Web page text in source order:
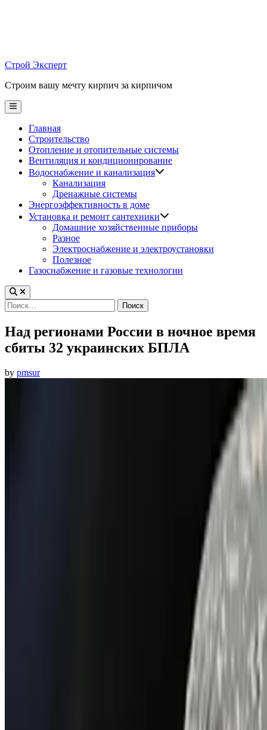
Строй Эксперт
Строим вашу мечту кирпич за кирпичом
Main
Menu
Главная
Строительство
Отопление и отопительные системы
Вентиляция и кондиционирование
Водоснабжение и канализация
Канализация
Дренажные системы
Энергоэффективность в доме
Установка и ремонт сантехники
Домашние хозяйственные приборы
Разное
Электроснабжение и электроустановки
Полезное
Газоснабжение и газовые технологии
Найти:
Над регионами России в ночное время
сбиты 32 украинских БПЛА
by pmsur